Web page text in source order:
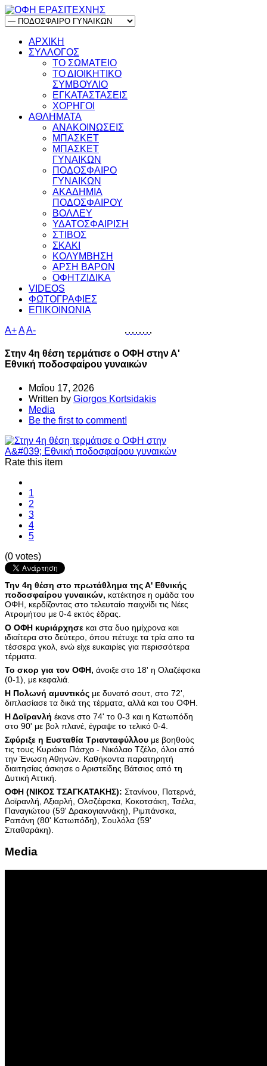
ΑΡΧΙΚΗ
ΣΥΛΛΟΓΟΣ
ΤΟ ΣΩΜΑΤΕΙΟ
ΤΟ ΔΙΟΙΚΗΤΙΚΟ
ΣΥΜΒΟΥΛΙΟ
ΕΓΚΑΤΑΣΤΑΣΕΙΣ
ΧΟΡΗΓΟΙ
ΑΘΛΗΜΑΤΑ
ΑΝΑΚΟΙΝΩΣΕΙΣ
ΜΠΑΣΚΕΤ
ΜΠΑΣΚΕΤ
ΓΥΝΑΙΚΩΝ
ΠΟΔΟΣΦΑΙΡΟ
ΓΥΝΑΙΚΩΝ
ΑΚΑΔΗΜΙΑ
ΠΟΔΟΣΦΑΙΡΟΥ
ΒΟΛΛΕΥ
ΥΔΑΤΟΣΦΑΙΡΙΣΗ
ΣΤΙΒΟΣ
ΣΚΑΚΙ
ΚΟΛΥΜΒΗΣΗ
ΑΡΣΗ ΒΑΡΩΝ
ΟΦΗΤΖΙΔΙΚΑ
VIDEOS
ΦΩΤΟΓΡΑΦΙΕΣ
ΕΠΙΚΟΙΝΩΝΙΑ
A+AA-
Στην 4η θέση τερμάτισε ο ΟΦΗ στην Α'
Εθνική ποδοσφαίρου γυναικών
Μαΐου 17, 2026
Written by Giorgos Kortsidakis
Media
Be the first to comment!
Rate this item
1
2
3
4
5
(0 votes)
Την 4η θέση στο πρωτάθλημα της Α' Εθνικής
ποδοσφαίρου γυναικών, κατέκτησε η ομάδα του
ΟΦΗ, κερδίζοντας στο τελευταίο παιχνίδι τις Νέες
Ατρομήτου με 0-4 εκτός έδρας.
Ο ΟΦΗ κυριάρχησε και στα δυο ημίχρονα και
ιδιαίτερα στο δεύτερο, όπου πέτυχε τα τρία απο τα
τέσσερα γκολ, ενώ είχε ευκαιρίες για περισσότερα
τέρματα.
Το σκορ για τον ΟΦΗ, άνοιξε στο 18' η Ολαζέφσκα
(0-1), με κεφαλιά.
Η Πολωνή αμυντικός με δυνατό σουτ, στο 72',
διπλασίασε τα δικά της τέρματα, αλλά και του ΟΦΗ.
Η Δοϊρανλή έκανε στο 74' το 0-3 και η Κατωπόδη
στο 90' με βολ πλανέ, έγραψε το τελικό 0-4.
Σφύριξε η Ευσταθία Τριανταφύλλου με βοηθούς
τις τους Κυριάκο Πάσχο - Νικόλαο Τζέλο, όλοι από
την Ένωση Αθηνών. Καθήκοντα παρατηρητή
διαιτησίας άσκησε ο Αριστείδης Βάτσιος από τη
Δυτική Αττική.
ΟΦΗ (ΝΙΚΟΣ ΤΣΑΓΚΑΤΑΚΗΣ): Στανίνου, Πατερνά,
Δοϊρανλή, Αξιαρλή, Ολσζέφσκα, Κοκοτσάκη, Τσέλα,
Παναγιώτου (59' Δρακογιαννάκη), Ριμπάνσκα,
Ραπάνη (80' Κατωπόδη), Σουλόλα (59'
Σπαθαράκη).
Media